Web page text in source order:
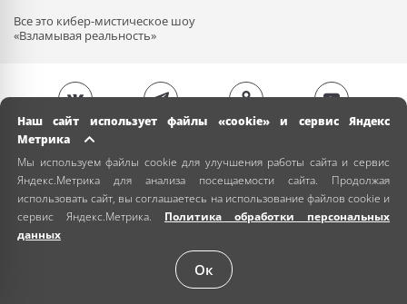
Все это кибер-мистическое шоу
«Взламывая реальность»
Наш сайт использует файлы «cookie» и сервис Яндекс
Метрика
Мы используем файлы cookie для улучшения работы сайта и сервис
Яндекс.Метрика для анализа посещаемости сайта. Продолжая
использовать сайт, вы соглашаетесь на использование файлов cookie и
сервис Яндекс.Метрика. Политика обработки персональных
данных
Ок